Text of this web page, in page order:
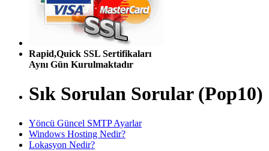
Rapid,Quick SSL Sertifikaları
Aynı Gün Kurulmaktadır
Sık Sorulan Sorular (Pop10)
Yöncü Güncel SMTP Ayarlar
Windows Hosting Nedir?
Lokasyon Nedir?